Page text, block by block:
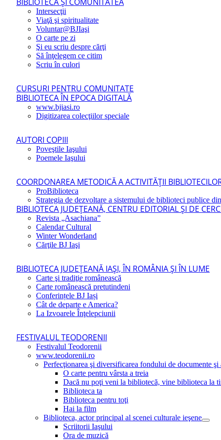
Intersecţii
Viaţă şi spiritualitate
Voluntar@BJIaşi
O carte pe zi
Şi eu scriu despre cărţi
Să înţelegem ce citim
Scriu în culori
CURSURI PENTRU COMUNITATE
BIBLIOTECA ÎN EPOCA DIGITALĂ
www.bjiasi.ro
Digitizarea colecţiilor speciale
AUTORI COPIII
Poveştile Iaşului
Poemele Iaşului
COORDONAREA METODICĂ A ACTIVITĂŢII
ProBiblioteca
Strategia de dezvoltare a sistemului de biblioteci publice
BIBLIOTECA JUDEŢEANĂ, CENTRU EDITORIAL ŞI DE
Revista „Asachiana”
Calendar Cultural
Winter Wonderland
Cărţile BJ Iaşi
BIBLIOTECA JUDEŢEANĂ IAŞI, ÎN ROMÂNIA ŞI ÎN LUME
Carte şi tradiţie românească
Carte românească pretutindeni
Conferințele BJ Iași
Cât de departe e America?
La Izvoarele Înţelepciunii
FESTIVALUL TEODORENII
Festivalul Teodorenii
www.teodorenii.ro
Perfecţionarea şi diversificarea fondului de documente
O carte pentru vârsta a treia
Dacă nu poţi veni la bibliotecă, vine biblioteca la
Biblioteca ta
Biblioteca pentru toţi
Hai la film
Biblioteca, actor principal al scenei culturale ieşene
Scriitorii Iaşului
Ora de muzică